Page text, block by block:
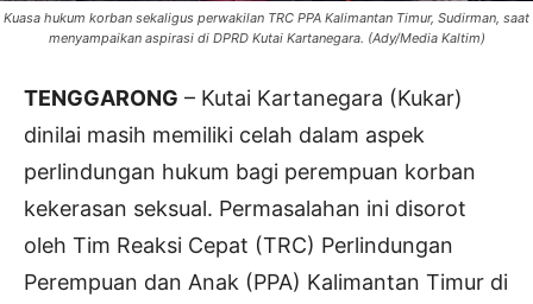
Kuasa hukum korban sekaligus perwakilan TRC PPA Kalimantan Timur, Sudirman, saat
menyampaikan aspirasi di DPRD Kutai Kartanegara. (Ady/Media Kaltim)
TENGGARONG – Kutai Kartanegara (Kukar)
dinilai masih memiliki celah dalam aspek
perlindungan hukum bagi perempuan korban
kekerasan seksual. Permasalahan ini disorot
oleh Tim Reaksi Cepat (TRC) Perlindungan
Perempuan dan Anak (PPA) Kalimantan Timur di